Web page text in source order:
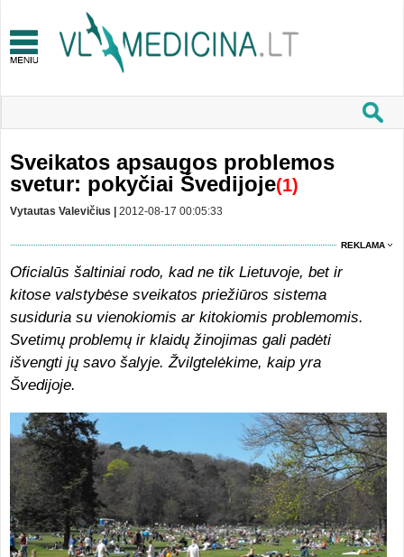
Sveikatos apsaugos problemos
svetur: pokyčiai Švedijoje(1)
Vytautas Valevičius | 2012-08-17 00:05:33
REKLAMA
Oficialūs šaltiniai rodo, kad ne tik Lietuvoje, bet ir
kitose valstybėse sveikatos priežiūros sistema
susiduria su vienokiomis ar kitokiomis problemomis.
Svetimų problemų ir klaidų žinojimas gali padėti
išvengti jų savo šalyje. Žvilgtelėkime, kaip yra
Švedijoje.